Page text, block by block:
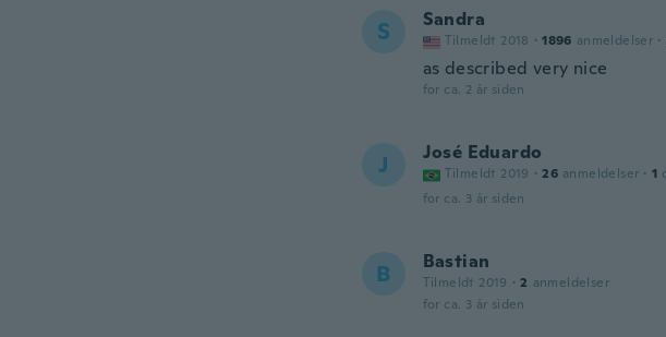
S Sandra
Tilmeldt 2018 · 1896 anmeldelser ·
as described very nice
for ca. 2 år siden
J José Eduardo
Tilmeldt 2019 · 26 anmeldelser · 1
for ca. 3 år siden
B Bastian
Tilmeldt 2019 · 2 anmeldelser
for ca. 3 år siden